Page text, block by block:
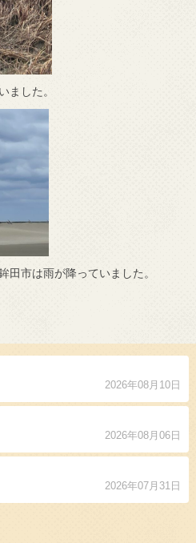
ました。
田市は雨が降っていました。
2026年08月10日
2026年08月06日
2026年07月31日